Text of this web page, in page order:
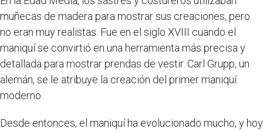
muñecas de madera para mostrar sus creaciones, pero
no eran muy realistas. Fue en el siglo XVIII cuando el
maniquí se convirtió en una herramienta más precisa y
detallada para mostrar prendas de vestir. Carl Grupp, un
alemán, se le atribuye la creación del primer maniquí
moderno.
Desde entonces, el maniquí ha evolucionado mucho, y hoy